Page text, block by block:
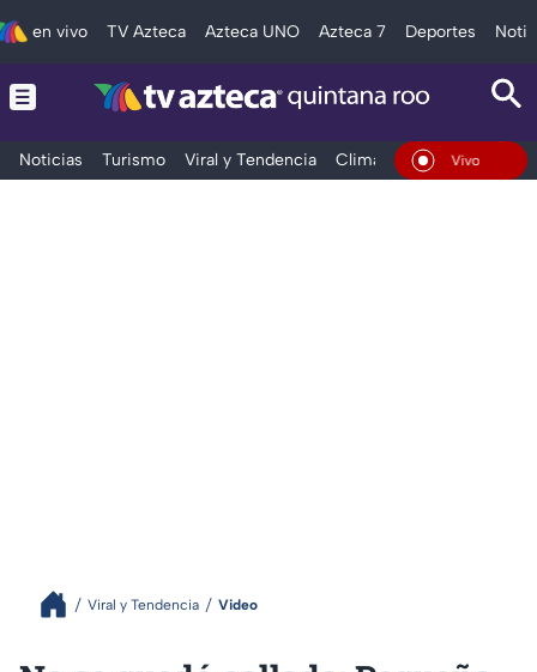
en vivo TV Azteca Azteca UNO Azteca 7 Deportes
Noticias Turismo Viral y Tendencia Clima Tráfico
En Vivo
Viral y Tendencia Video